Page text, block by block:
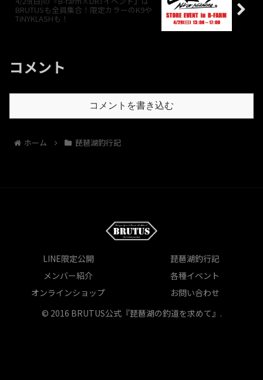
BRUTUSも全員集合！限定カラーのK9や
TiNYKLASHも！
コメント
コメントを書き込む
ホーム 琵琶湖釣行記
LINE限定公開
琵琶湖釣行記
メンバー紹介
各種イベント
オンラインショップ
お問い合わせ
© 2016 BRUTUS公式『琵琶湖の釣道を求めて』.